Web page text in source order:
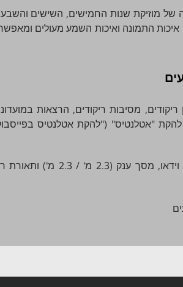
(15,000 קליפים) באיכות מדהימה של מוזיקת שנות החמישים, השישים
התמונה ואיכות השמע מעולים
מסיבות ריקודים, הרצאות
להקת "אטלנטיס" ("להקת אטלנטיס
במסיבות ואירועים פרטיים ניתן לספק מערכת סאונד משוכללת ומודרנית, מקרן וידאו, מסך ענק